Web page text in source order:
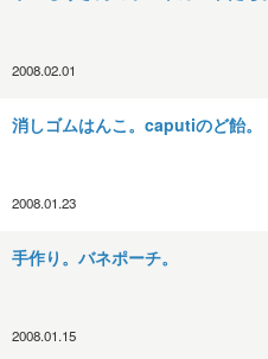
2008.02.01
消しゴムはんこ。caputiのど飴。
2008.01.23
手作り。バネポーチ。
2008.01.15